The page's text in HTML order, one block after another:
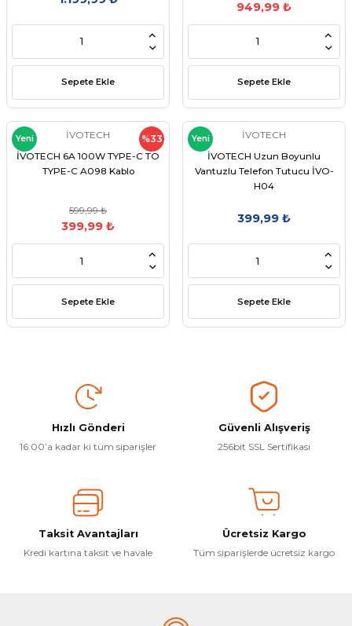
Sepete Ekle
949,99 ₺
Sepete Ekle
%33
Yeni
İVOTECH
İVOTECH 6A 100W TYPE-C TO
TYPE-C A098 Kablo
599,99 ₺
399,99 ₺
Sepete Ekle
Yeni
İVOTECH
İVOTECH Uzun Boyunlu
Vantuzlu Telefon Tutucu İVO-
H04
399,99 ₺
Sepete Ekle
Hızlı Gönderi
16:00’a kadar ki tüm siparişler
Güvenli Alışveriş
256bit SSL Sertifikası
Taksit Avantajları
Kredi kartına taksit ve havale
Ücretsiz Kargo
Tüm siparişlerde ücretsiz kargo